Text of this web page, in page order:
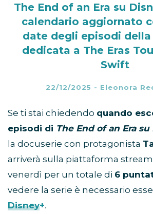
The End of an Era su
calendario aggiornato
date degli episodi
dedicata a The Eras
Swift
22/12/2025 - Eleonora
Se ti stai chiedendo quando
episodi di The End of an Era su
la docuserie con protagonista
arriverà sulla piattaforma
venerdì per un totale di 6
vedere la serie è necessario
Disney+.